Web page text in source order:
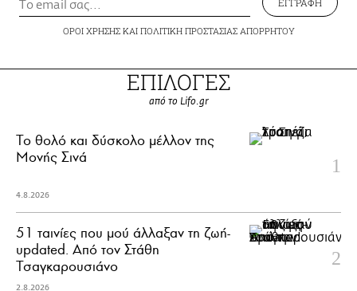
ΟΡΟΙ ΧΡΗΣΗΣΚΑΙ ΠΟΛΙΤΙΚΗ ΠΡΟΣΤΑΣΙΑΣ ΑΠΟΡΡΗΤΟΥ
ΕΠΙΛΟΓΕΣ
από το Lifo.gr
Το θολό και δύσκολο μέλλον της
Μονής Σινά
4.8.2026
51 ταινίες που μού άλλαξαν τη ζωή-
updated. Aπό τον Στάθη
Τσαγκαρουσιάνο
2.8.2026